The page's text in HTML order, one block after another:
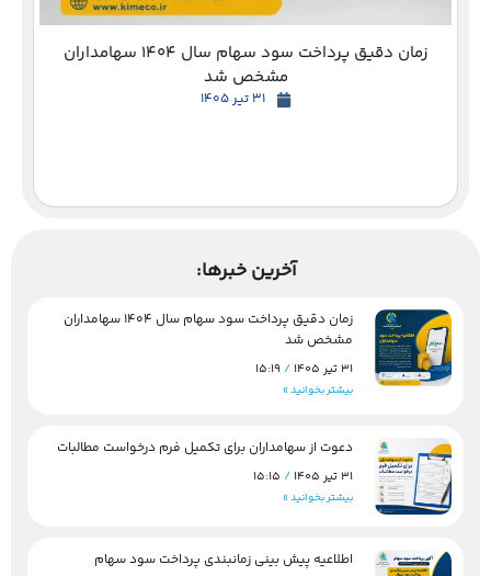
زمان دقیق پرداخت سود سهام سال 1404 سهامداران
مشخص شد
31 تیر 1405
آخرین خبرها:
زمان دقیق پرداخت سود سهام سال 1404 سهامداران
مشخص شد
31 تیر 1405
بیشتر بخوانید »
دعوت از سهامداران برای تکمیل فرم درخواست مطالبات
31 تیر 1405
بیشتر بخوانید »
اطلاعیه پیش بینی زمانبندی پرداخت سود سهام